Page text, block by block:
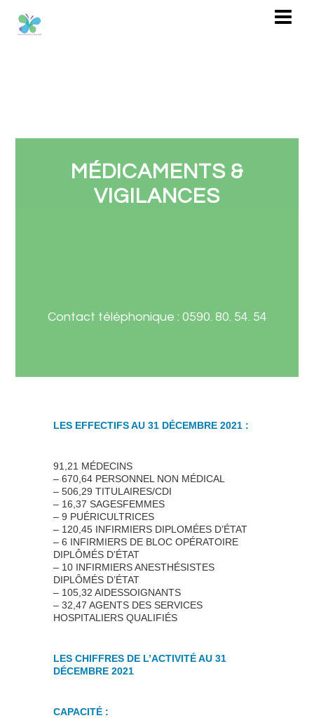
MÉDICAMENTS &
VIGILANCES
Contact téléphonique : 0590. 80. 54. 54
LES EFFECTIFS AU 31 DÉCEMBRE 2021 :
91,21 MÉDECINS
– 670,64 PERSONNEL NON MÉDICAL
– 506,29 TITULAIRES/CDI
– 16,37 SAGESFEMMES
– 9 PUÉRICULTRICES
– 120,45 INFIRMIERS DIPLOMÉES D’ÉTAT
– 6 INFIRMIERS DE BLOC OPÉRATOIRE
DIPLÔMÉS D’ÉTAT
– 10 INFIRMIERS ANESTHÉSISTES
DIPLÔMÉS D’ÉTAT
– 105,32 AIDESSOIGNANTS
– 32,47 AGENTS DES SERVICES
HOSPITALIERS QUALIFIÉS
LES CHIFFRES DE L’ACTIVITÉ AU 31
DÉCEMBRE 2021
CAPACITÉ :